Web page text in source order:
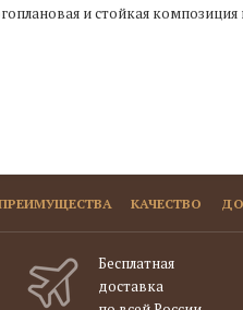
и стойкая
КАЧЕСТВО
Бесплатная
доставка